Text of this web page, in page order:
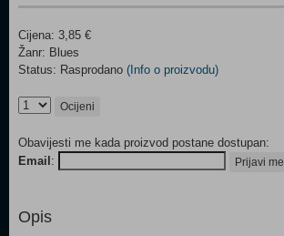
Cijena: 3,85 €
Žanr: Blues
Status: Rasprodano (Info o proizvodu)
Ocijeni
Obavijesti me kada proizvod postane dostupan:
Email : Prijavi me
Opis